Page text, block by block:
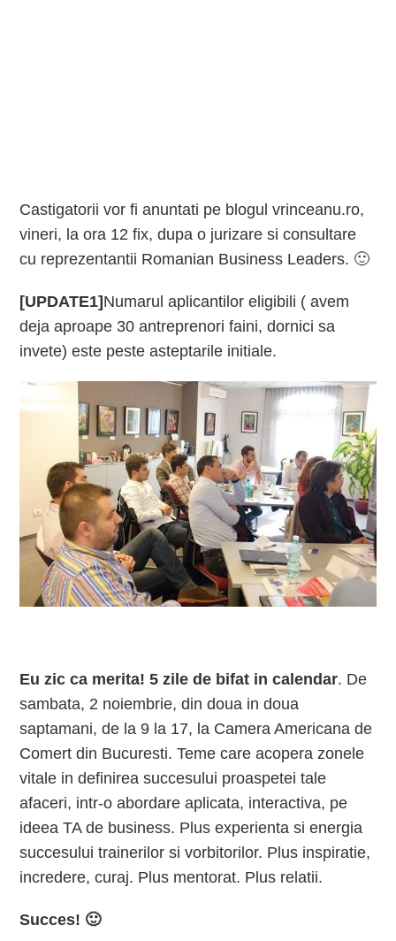
Castigatorii vor fi anuntati pe blogul vrinceanu.ro,
vineri, la ora 12 fix, dupa o jurizare si consultare
cu reprezentantii Romanian Business Leaders. 🙂
[UPDATE1]Numarul aplicantilor eligibili ( avem
deja aproape 30 antreprenori faini, dornici sa
invete) este peste asteptarile initiale.
Eu zic ca merita! 5 zile de bifat in calendar. De
sambata, 2 noiembrie, din doua in doua
saptamani, de la 9 la 17, la Camera Americana de
Comert din Bucuresti. Teme care acopera zonele
vitale in definirea succesului proaspetei tale
afaceri, intr-o abordare aplicata, interactiva, pe
ideea TA de business. Plus experienta si energia
succesului trainerilor si vorbitorilor. Plus inspiratie,
incredere, curaj. Plus mentorat. Plus relatii.
Succes! 🙂